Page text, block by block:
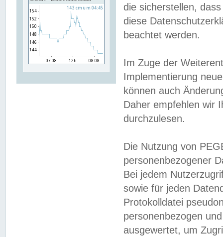
die sicherstellen,
diese
beachtet werden.
Im Zuge der
Implementierung
können auch
Daher empfehlen wir
durchzulesen.
Die Nutzung von
personenbezogener
Bei jedem
sowie für jeden
Protokolldatei
personenbezogen
ausgewertet, um